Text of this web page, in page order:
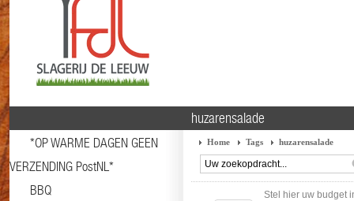
*OP WARME DAGEN GEEN
VERZENDING PostNL*
BBQ
huzarensalade
Home Tags huzarensalade
Stel hier uw budget